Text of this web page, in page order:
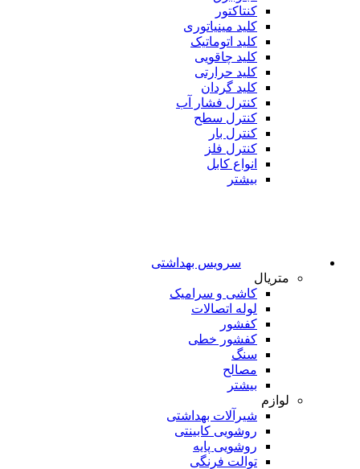
کنتاکتور
کلید مینیاتوری
کلید اتوماتیک
کلید چاقویی
کلید حرارتی
کلید گردان
کنترل فشار آب
کنترل سطح
کنترل بار
کنترل فلز
انواع کابل
بیشتر
سرویس بهداشتی
متریال
کاشی و سرامیک
لوله اتصالات
کفشور
کفشور خطی
سنگ
مصالح
بیشتر
لوازم
شیرآلات بهداشتی
روشویی کابینتی
روشویی پایه
توالت فرنگی